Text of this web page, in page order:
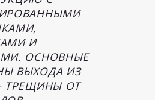
И
ОСНОВНЫЕ
ВЫХОДА ИЗ
ТРЕЩИНЫ ОТ